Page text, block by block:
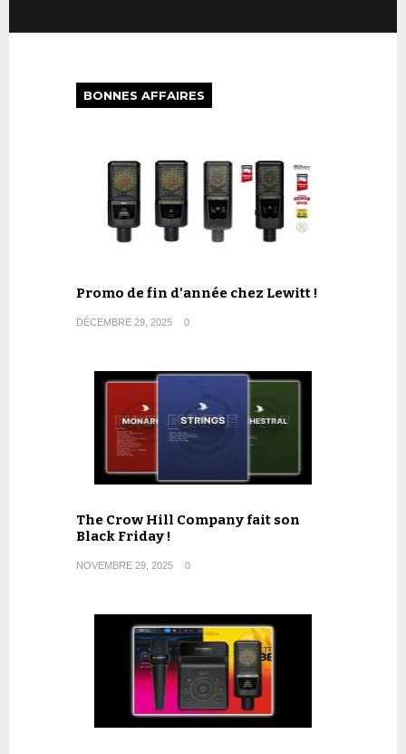
BONNES AFFAIRES
Promo de fin d'année chez Lewitt !
DÉCEMBRE 29, 2025 0
The Crow Hill Company fait son
Black Friday !
NOVEMBRE 29, 2025 0